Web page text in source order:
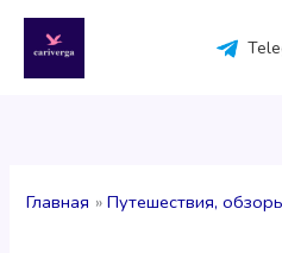
содержимому
Главная Путешествия,